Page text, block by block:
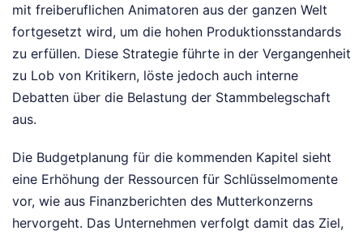
mit freiberuflichen Animatoren aus der ganzen Welt
fortgesetzt wird, um die hohen Produktionsstandards
zu erfüllen. Diese Strategie führte in der Vergangenheit
zu Lob von Kritikern, löste jedoch auch interne
Debatten über die Belastung der Stammbelegschaft
aus.
Die Budgetplanung für die kommenden Kapitel sieht
eine Erhöhung der Ressourcen für Schlüsselmomente
vor, wie aus Finanzberichten des Mutterkonzerns
hervorgeht. Das Unternehmen verfolgt damit das Ziel,